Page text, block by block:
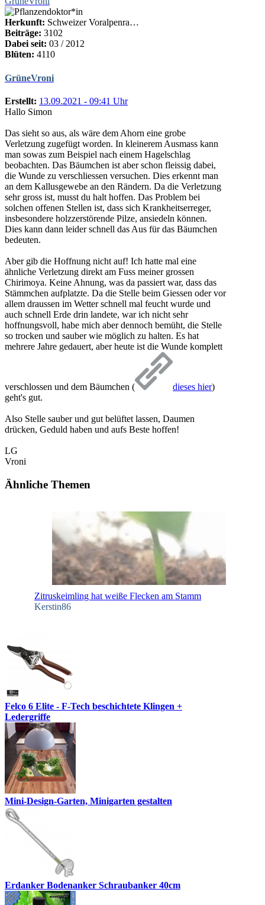
Herkunft: Schweizer Voralpenra…
Beiträge: 3102
Dabei seit: 03 / 2012
Blüten: 4110
GrüneVroni
Erstellt: 13.09.2021 - 09:41 Uhr
Hallo Simon
Das sieht so aus, als wäre dem Ahorn eine grobe
Verletzung zugefügt worden. In kleinerem Ausmass kann
man sowas zum Beispiel nach einem Hagelschlag
beobachten. Das Bäumchen ist aber schon fleissig dabei,
die Wunde zu verschliessen versuchen. Dies erkennt man
an dem Kallusgewebe an den Rändern. Da die Verletzung
sehr gross ist, musst du halt hoffen. Das Problem bei
solchen offenen Stellen ist, dass sich Krankheitserreger,
insbesondere holzzerstörende Pilze, ansiedeln können.
Dies kann dann leider schnell das Aus für das Bäumchen
bedeuten.
Aber gib die Hoffnung nicht auf! Ich hatte mal eine
ähnliche Verletzung direkt am Fuss meiner grossen
Chirimoya. Keine Ahnung, was da passiert war, dass das
Stämmchen aufplatzte. Da die Stelle beim Giessen oder vor
allem draussen im Wetter schnell mal feucht wurde und
auch schnell Erde drin landete, war ich nicht sehr
hoffnungsvoll, habe mich aber dennoch bemüht, die Stelle
so trocken und sauber wie möglich zu halten. Es hat
mehrere Jahre gedauert, aber heute ist die Wunde komplett
verschlossen und dem Bäumchen ( dieses hier)
geht's gut.
Also Stelle sauber und gut belüftet lassen, Daumen
drücken, Geduld haben und aufs Beste hoffen!
LG
Vroni
Ähnliche Themen
Zitruskeimling hat weiße Flecken am Stamm
Kerstin86
Felco 6 Elite - F-Tech beschichtete Klingen +
Ledergriffe
Mini-Design-Garten, Minigarten gestalten
Erdanker Bodenanker Schraubanker 40cm